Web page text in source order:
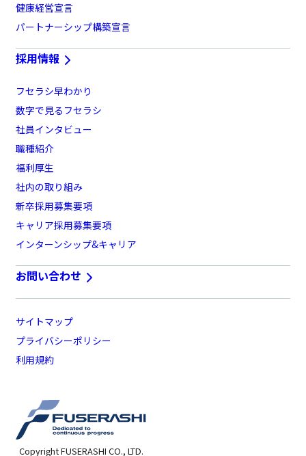
健康経営宣言
パートナーシップ構築宣言
採用情報
フセラシ早わかり
数字で見るフセラシ
社員インタビュー
職種紹介
福利厚生
社内の取り組み
新卒採用募集要項
キャリア採用募集要項
インターンシップ&キャリア
お問い合わせ
サイトマップ
プライバシーポリシー
利用規約
Copyright FUSERASHI CO., LTD.